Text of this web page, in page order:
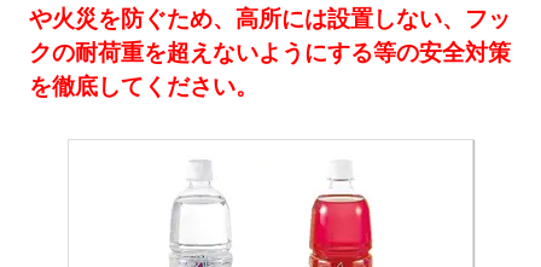
や火災を防ぐため、高所には設置しない、フッ
クの耐荷重を超えないようにする等の安全対策
を徹底してください。